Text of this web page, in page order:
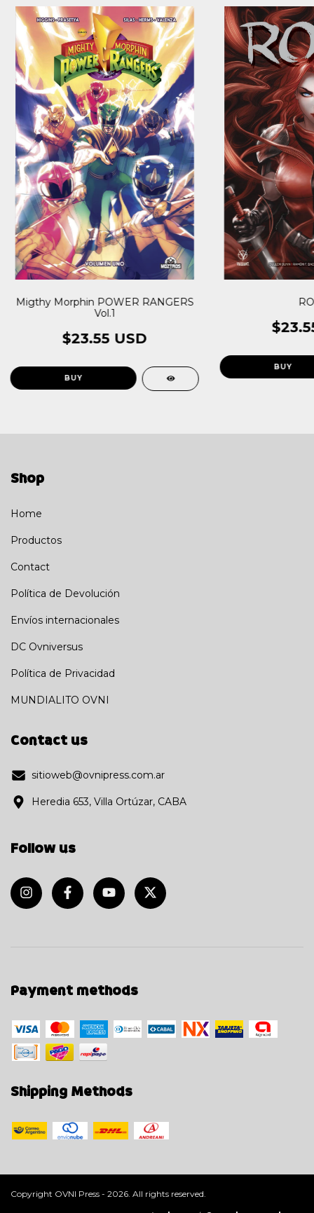
Migthy Morphin POWER RANGERS
Vol.1
$23.55 USD
Shop
Home
Productos
Contact
Política de Devolución
Envíos internacionales
DC Ovniversus
Política de Privacidad
MUNDIALITO OVNI
Contact us
sitioweb@ovnipress.com.ar
Heredia 653, Villa Ortúzar, CABA
Follow us
Payment methods
Shipping Methods
Copyright OVNI Press - 2026. All rights reserved.